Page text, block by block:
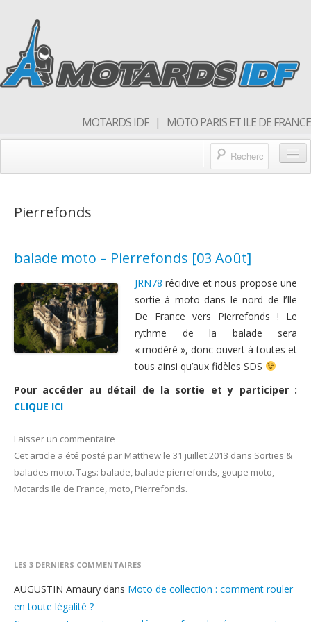
MOTARDS IDF | MOTO PARIS ET ILE DE FRANCE
Forum
Rejoins nous
Nous contacter
Pierrefonds
balade moto – Pierrefonds [03 Août]
JRN78récidive et nous propose une
sortie à moto dans le nord de l’Ile
De France vers Pierrefonds ! Le
rythme de la balade sera
« modéré », donc ouvert à toutes et
tous ainsi qu’aux fidèles SDS
Pour accéder au détail de la sortie et y participer :
CLIQUE ICI
Laisser un commentaire
Cet article a été posté par Matthew le 31 juillet 2013 dans Sorties &
balades moto. Tags: balade, balade pierrefonds, goupe moto,
Motards Ile de France, moto, Pierrefonds.
LES 3 DERNIERS COMMENTAIRES
AUGUSTIN Amaury dans Moto de collection : comment rouler
en toute légalité ?